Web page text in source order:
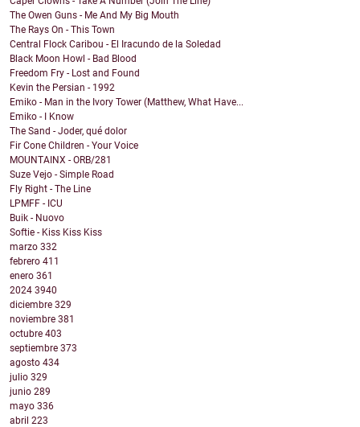
The Owen Guns - Me And My Big Mouth
The Rays On - This Town
Central Flock Caribou - El Iracundo de la Soledad
Black Moon Howl - Bad Blood
Freedom Fry - Lost and Found
Kevin the Persian - 1992
Emiko - Man in the Ivory Tower (Matthew, What Have...
Emiko - I Know
The Sand - Joder, qué dolor
Fir Cone Children - Your Voice
MOUNTAINX - ORB/281
Suze Vejo - Simple Road
Fly Right - The Line
LPMFF - ICU
Buik - Nuovo
Softie - Kiss Kiss Kiss
marzo 332
febrero 411
enero 361
2024 3940
diciembre 329
noviembre 381
octubre 403
septiembre 373
agosto 434
julio 329
junio 289
mayo 336
abril 223